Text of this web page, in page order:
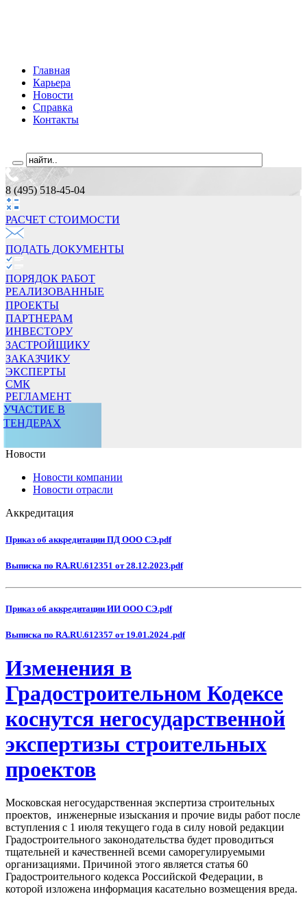
Главная
Карьера
Новости
Справка
Контакты
8 (495) 518-45-04
РАСЧЕТ СТОИМОCТИ
ПОДАТЬ ДОКУМЕНТЫ
ПОРЯДОК РАБОТ
РЕАЛИЗОВАННЫЕ
ПРОЕКТЫ
ПАРТНЕРАМ
ИНВЕСТОРУ
ЗАСТРОЙЩИКУ
ЗАКАЗЧИКУ
ЭКСПЕРТЫ
СМК
РЕГЛАМЕНТ
УЧАСТИЕ В
ТЕНДЕРАХ
Новости
Новости компании
Новости отрасли
Аккредитация
Приказ об аккредитации ПД ООО СЭ.pdf
Выписка по RA.RU.612351 от 28.12.2023.pdf
Приказ об аккредитации ИИ ООО СЭ.pdf
Выписка по RA.RU.612357 от 19.01.2024 .pdf
Изменения в
Градостроительном Кодексе
коснутся негосударственной
экспертизы строительных
проектов
Московская негосударственная экспертиза строительных
проектов, инженерные изыскания и прочие виды работ после
вступления с 1 июля текущего года в силу новой редакции
Градостроительного законодательства будет проводиться
тщательней и качественней всеми саморегулируемыми
организациями. Причиной этого является статья 60
Градостроительного кодекса Российской Федерации, в
которой изложена информация касательно возмещения вреда.